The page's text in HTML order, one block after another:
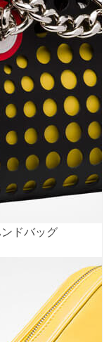
ドバッグ